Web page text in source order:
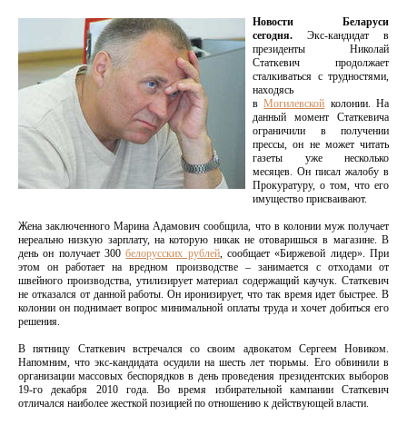
Новости Беларуси
сегодня. Экс-кандидат в
президенты Николай
Статкевич продолжает
сталкиваться с трудностями,
находясь
вМогилевской колонии. На
данный момент Статкевича
ограничили в получении
прессы, он не может читать
газеты уже несколько
месяцев. Он писал жалобу в
Прокуратуру, о том, что его
имущество присваивают.
Жена заключенного Марина Адамович сообщила, что в колонии муж получает
нереально низкую зарплату, на которую никак не отоваришься в магазине. В
день он получает 300белорусских рублей, сообщает «Биржевой лидер». При
этом он работает на вредном производстве – занимается с отходами от
швейного производства, утилизирует материал содержащий каучук. Статкевич
не отказался от данной работы. Он иронизирует, что так время идет быстрее. В
колонии он поднимает вопрос минимальной оплаты труда и хочет добиться его
решения.
В пятницу Статкевич встречался со своим адвокатом Сергеем Новиком.
Напомним, что экс-кандидата осудили на шесть лет тюрьмы. Его обвинили в
организации массовых беспорядков в день проведения президентских выборов
19-го декабря 2010 года. Во время избирательной кампании Статкевич
отличался наиболее жесткой позицией по отношению к действующей власти.